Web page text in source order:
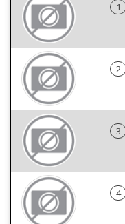
1
2
3
4